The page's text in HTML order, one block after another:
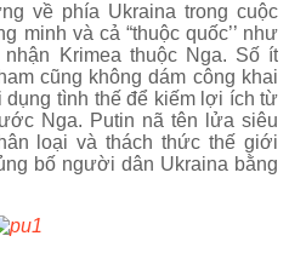
về phía Ukraina trong cuộc
minh và cả “thuộc quốc’’ như
Krimea thuộc Nga. Số ít
cũng không dám công khai
dụng tình thế để kiếm lợi ích từ
Nga. Putin nã tên lửa siêu
loại và thách thức thế giới
bố người dân Ukraina bằng